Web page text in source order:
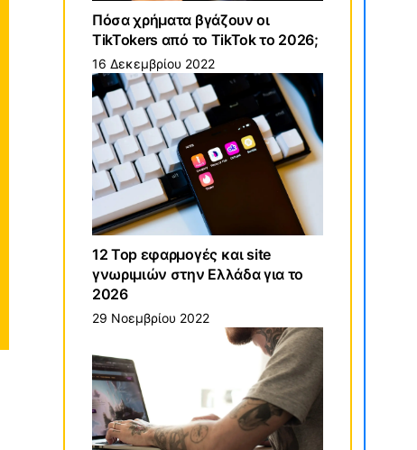
Πόσα χρήματα βγάζουν οι
TikTokers από το TikTok το 2026;
16 Δεκεμβρίου 2022
12 Top εφαρμογές και site
γνωριμιών στην Ελλάδα για το
2026
29 Νοεμβρίου 2022